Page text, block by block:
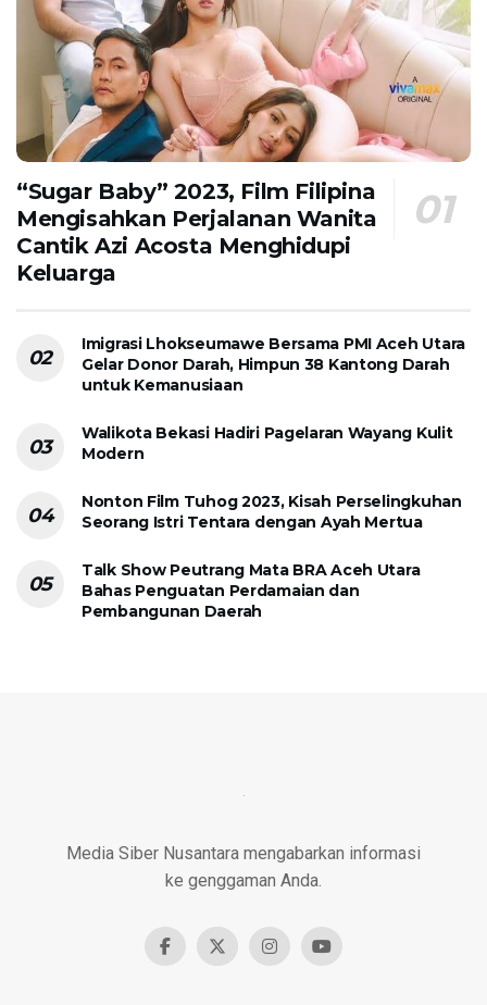
“Sugar Baby” 2023, Film Filipina
Mengisahkan Perjalanan Wanita
Cantik Azi Acosta Menghidupi
Keluarga
Imigrasi Lhokseumawe Bersama PMI Aceh Utara
Gelar Donor Darah, Himpun 38 Kantong Darah
untuk Kemanusiaan
Walikota Bekasi Hadiri Pagelaran Wayang Kulit
Modern
Nonton Film Tuhog 2023, Kisah Perselingkuhan
Seorang Istri Tentara dengan Ayah Mertua
Talk Show Peutrang Mata BRA Aceh Utara
Bahas Penguatan Perdamaian dan
Pembangunan Daerah
Media Siber Nusantara mengabarkan informasi
ke genggaman Anda.